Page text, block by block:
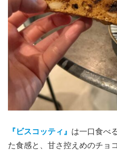
『ビスコッティ』 は一口食べ
た食感と、甘さ控えめのチョ